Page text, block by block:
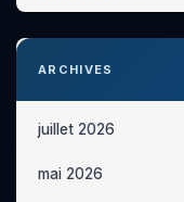
ARCHIVES
juillet 2026
mai 2026